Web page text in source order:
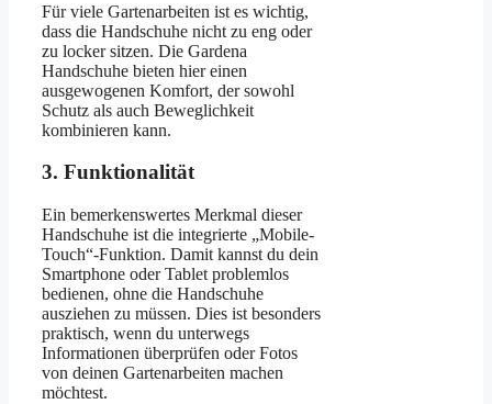
Für viele Gartenarbeiten ist es wichtig,
dass die Handschuhe nicht zu eng oder
zu locker sitzen. Die Gardena
Handschuhe bieten hier einen
ausgewogenen Komfort, der sowohl
Schutz als auch Beweglichkeit
kombinieren kann.
3. Funktionalität
Ein bemerkenswertes Merkmal dieser
Handschuhe ist die integrierte „Mobile-
Touch“-Funktion. Damit kannst du dein
Smartphone oder Tablet problemlos
bedienen, ohne die Handschuhe
ausziehen zu müssen. Dies ist besonders
praktisch, wenn du unterwegs
Informationen überprüfen oder Fotos
von deinen Gartenarbeiten machen
möchtest.